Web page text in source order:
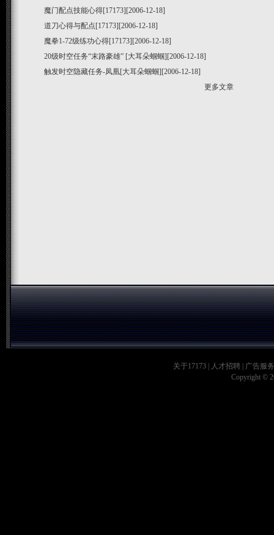
魔门配点技能心得[17173][2006-12-18]
道刀心得与配点[17173][2006-12-18]
魔拳1-72级练功心得[17173][2006-12-18]
20级时空任务“末路豪雄” [大耳朵蝈蝈][2006-12-18]
触发时空隐藏任务-凤凰[大耳朵蝈蝈][2006-12-18]
更多文章
关于17173 人才招聘
广告服务
Copyright ©